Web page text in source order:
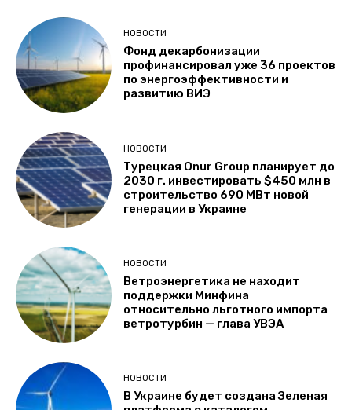
НОВОСТИ
Фонд декарбонизации
профинансировал уже 36 проектов
по энергоэффективности и
развитию ВИЭ
НОВОСТИ
Турецкая Onur Group планирует до
2030 г. инвестировать $450 млн в
строительство 690 МВт новой
генерации в Украине
НОВОСТИ
Ветроэнергетика не находит
поддержки Минфина
относительно льготного импорта
ветротурбин — глава УВЭА
НОВОСТИ
В Украине будет создана Зеленая